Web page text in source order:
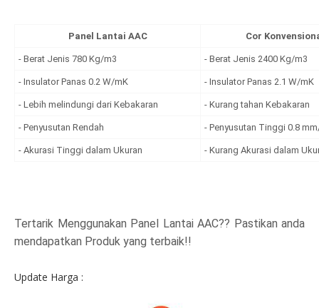
Panel Lantai AAC Cor
- Berat Jenis 780 Kg/m3 - Berat Jenis 2400 Kg/m3
- Insulator Panas 0.2 W/mK - Insulator Panas 2.1 W/mK
- Lebih melindungi dari Kebakaran - Kurang tahan Kebakaran
- Penyusutan Rendah - Penyusutan Tinggi 0.8
- Akurasi Tinggi dalam Ukuran - Kurang Akurasi dalam
Tertarik Menggunakan Panel Lantai AAC?? Pastikan anda
mendapatkan Produk yang terbaik!!
Update Harga :